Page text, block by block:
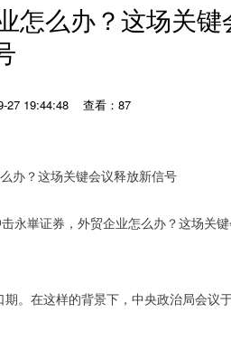
怎么办？这场关键
27 19:44:48 查看：87
永崋证券，外贸企业怎么办？这场关键
。在这样的背景下，中央政治局会议